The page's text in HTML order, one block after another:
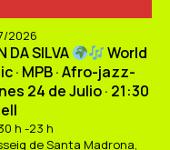
2026
DA SILVA
World
· MPB · Afro-jazz-
24 de Julio · 21:30
h -23 h
de Santa Madrona,